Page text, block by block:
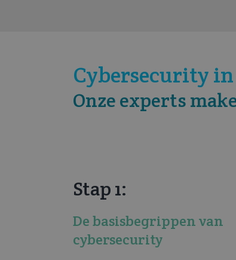
Cybersecurity
Onze experts
Stap 1:
De basisbegrippen van
cybersecurity